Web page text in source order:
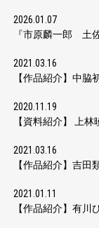
2026.01.07
『市原麟一郎 土
2021.03.16
【作品紹介】中脇
2020.11.19
【資料紹介】 上
2021.03.16
【作品紹介】吉田
2021.01.11
【作品紹介】有川